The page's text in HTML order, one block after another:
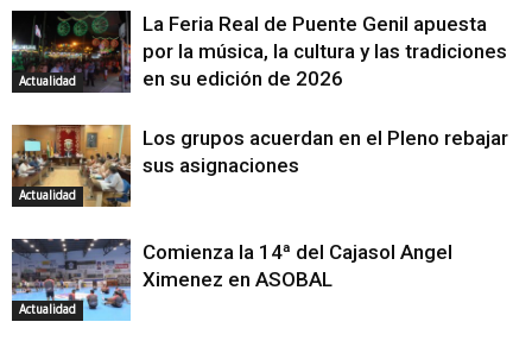
Actualidad
La Feria Real de Puente Genil apuesta
por la música, la cultura y las tradiciones
en su edición de 2026
Actualidad
Los grupos acuerdan en el Pleno rebajar
sus asignaciones
Actualidad
Comienza la 14ª del Cajasol Angel
Ximenez en ASOBAL